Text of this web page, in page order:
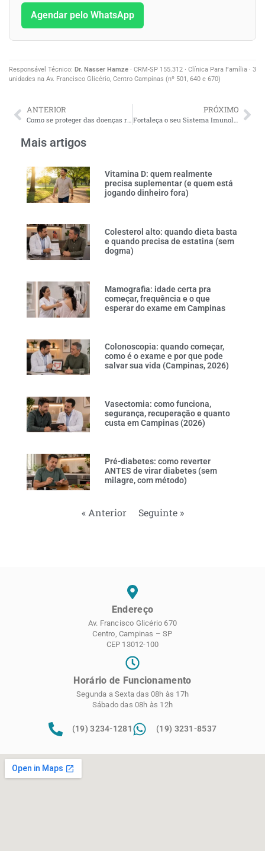
Agendar pelo WhatsApp
Responsável Técnico: Dr. Nasser Hamze · CRM-SP 155.312 · Clínica Para Família · 3
unidades na Av. Francisco Glicério, Centro Campinas (nº 501, 640 e 670)
ANTERIOR
Como se proteger das doenças respiratórias que atacam no inverno
PRÓXIMO
Fortaleça o seu Sistema Imunológico Durante o Inverno com Essas Dicas
Mais artigos
Vitamina D: quem realmente
precisa suplementar (e quem está
jogando dinheiro fora)
Colesterol alto: quando dieta basta
e quando precisa de estatina (sem
dogma)
Mamografia: idade certa pra
começar, frequência e o que
esperar do exame em Campinas
Colonoscopia: quando começar,
como é o exame e por que pode
salvar sua vida (Campinas, 2026)
Vasectomia: como funciona,
segurança, recuperação e quanto
custa em Campinas (2026)
Pré-diabetes: como reverter
ANTES de virar diabetes (sem
milagre, com método)
« Anterior Seguinte »
Endereço
Av. Francisco Glicério 670
Centro, Campinas – SP
CEP 13012-100
Horário de Funcionamento
Segunda a Sexta das 08h às 17h
Sábado das 08h às 12h
(19) 3234-1281 (19) 3231-8537